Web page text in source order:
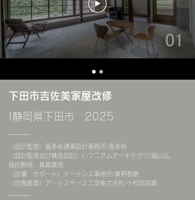
下田市吉佐美家屋改修
|静岡県下田市 2025
〈設計監理〉喜多裕建築設計事務所/喜多裕
〈設計監理及び構造設計〉ハフニアムアーキテクツ/福山弘，
稲田勲保，真島嵩啓
〈設備 サポート〉テーテンス事務所/真野智敬
〈地盤踏査〉アートスペース工学株式会社/小松田知直